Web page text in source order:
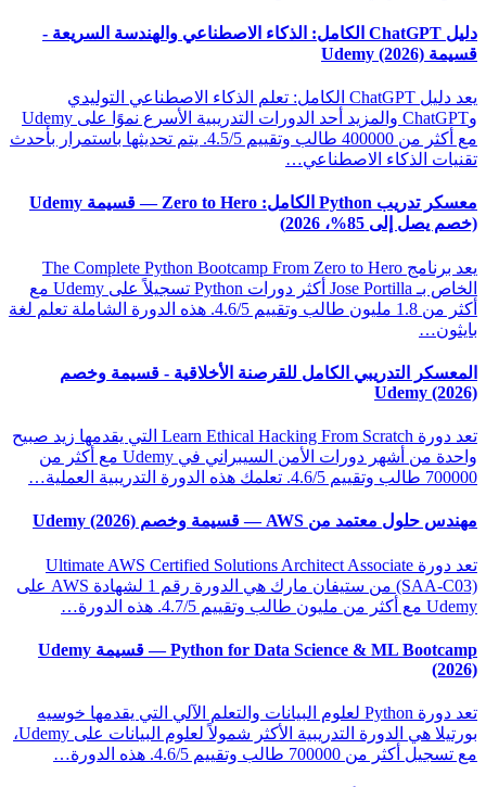
دليل ChatGPT الكامل: الذكاء الاصطناعي والهندسة السريعة -
قسيمة Udemy (2026)
يعد دليل ChatGPT الكامل: تعلم الذكاء الاصطناعي التوليدي
وChatGPT والمزيد أحد الدورات التدريبية الأسرع نموًا على Udemy
مع أكثر من 400000 طالب وتقييم 4.5/5. يتم تحديثها باستمرار بأحدث
تقنيات الذكاء الاصطناعي…
معسكر تدريب Python الكامل: Zero to Hero — قسيمة Udemy
(خصم يصل إلى 85%، 2026)
يعد برنامج The Complete Python Bootcamp From Zero to Hero
الخاص بـ Jose Portilla أكثر دورات Python تسجيلاً على Udemy مع
أكثر من 1.8 مليون طالب وتقييم 4.6/5. هذه الدورة الشاملة تعلم لغة
بايثون…
المعسكر التدريبي الكامل للقرصنة الأخلاقية - قسيمة وخصم
Udemy (2026)
تعد دورة Learn Ethical Hacking From Scratch التي يقدمها زيد صبيح
واحدة من أشهر دورات الأمن السيبراني في Udemy مع أكثر من
700000 طالب وتقييم 4.6/5. تعلمك هذه الدورة التدريبية العملية…
مهندس حلول معتمد من AWS — قسيمة وخصم Udemy (2026)
تعد دورة Ultimate AWS Certified Solutions Architect Associate
(SAA-C03) من ستيفان مارك هي الدورة رقم 1 لشهادة AWS على
Udemy مع أكثر من مليون طالب وتقييم 4.7/5. هذه الدورة…
Python for Data Science & ML Bootcamp — قسيمة Udemy
(2026)
تعد دورة Python لعلوم البيانات والتعلم الآلي التي يقدمها خوسيه
بورتيلا هي الدورة التدريبية الأكثر شمولاً لعلوم البيانات على Udemy،
مع تسجيل أكثر من 700000 طالب وتقييم 4.6/5. هذه الدورة…